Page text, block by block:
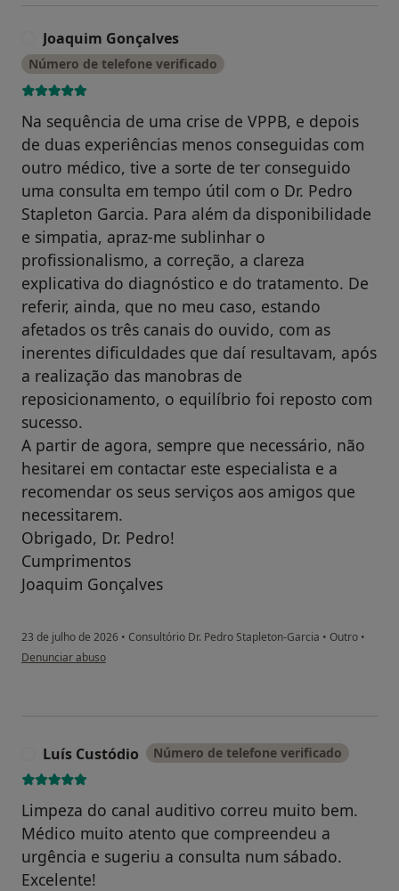
Joaquim Gonçalves
Número de telefone verificado
Na sequência de uma crise de VPPB, e depois
de duas experiências menos conseguidas com
outro médico, tive a sorte de ter conseguido
uma consulta em tempo útil com o Dr. Pedro
Stapleton Garcia. Para além da disponibilidade
e simpatia, apraz-me sublinhar o
profissionalismo, a correção, a clareza
explicativa do diagnóstico e do tratamento. De
referir, ainda, que no meu caso, estando
afetados os três canais do ouvido, com as
inerentes dificuldades que daí resultavam, após
a realização das manobras de
reposicionamento, o equilíbrio foi reposto com
sucesso.
A partir de agora, sempre que necessário, não
hesitarei em contactar este especialista e a
recomendar os seus serviços aos amigos que
necessitarem.
Obrigado, Dr. Pedro!
Cumprimentos
Joaquim Gonçalves
23 de julho de 2026 • Consultório Dr. Pedro Stapleton-Garcia • Outro •
na opinião do utilizador Joaquim Gonçalves
Denunciar abuso
Luís Custódio Número de telefone verificado
Limpeza do canal auditivo correu muito bem.
Médico muito atento que compreendeu a
urgência e sugeriu a consulta num sábado.
Excelente!